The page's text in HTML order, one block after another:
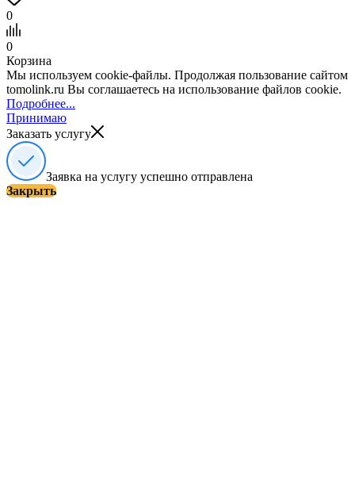
0
0
Корзина
Мы используем cookie-файлы. Продолжая пользование сайтом
tomolink.ru Вы соглашаетесь на использование файлов cookie.
Подробнее...
Принимаю
Заказать услугу
Заявка на услугу успешно отправлена
Закрыть